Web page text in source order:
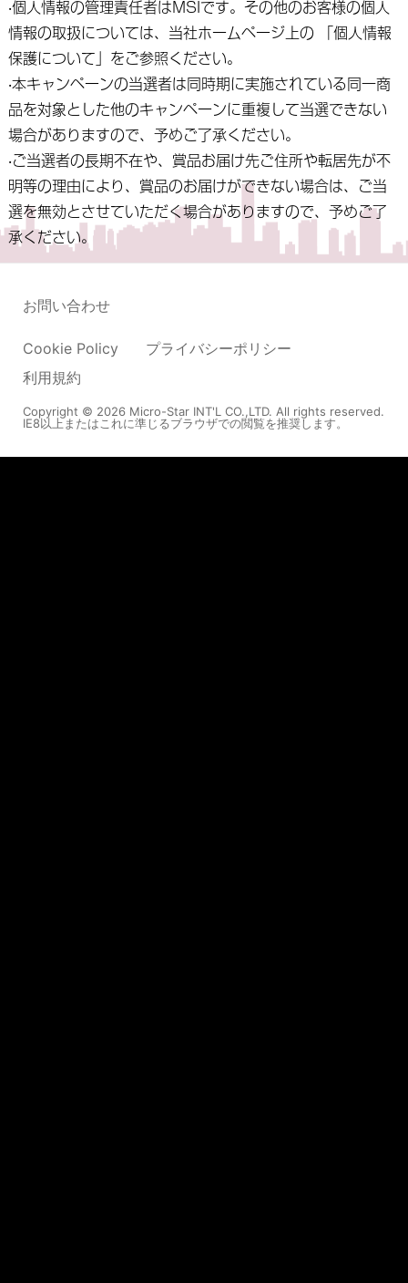
‧個人情報の管理責任者はMSIです。その他のお客様の個人
情報の取扱については、当社ホームページ上の 「個人情報
保護について」をご参照ください。
‧本キャンペーンの当選者は同時期に実施されている同一商
品を対象とした他のキャンペーンに重複して当選できない
場合がありますので、予めご了承ください。
‧ご当選者の長期不在や、賞品お届け先ご住所や転居先が不
明等の理由により、賞品のお届けができない場合は、ご当
選を無効とさせていただく場合がありますので、予めご了
承ください。
Copyright © 2026 Micro-Star INT'L CO.,LTD. All rights reserved.
IE8以上またはこれに準じるブラウザでの閲覧を推奨します。
Cookie Policy
プライバシーポリシー
利用規約
お問い合わせ